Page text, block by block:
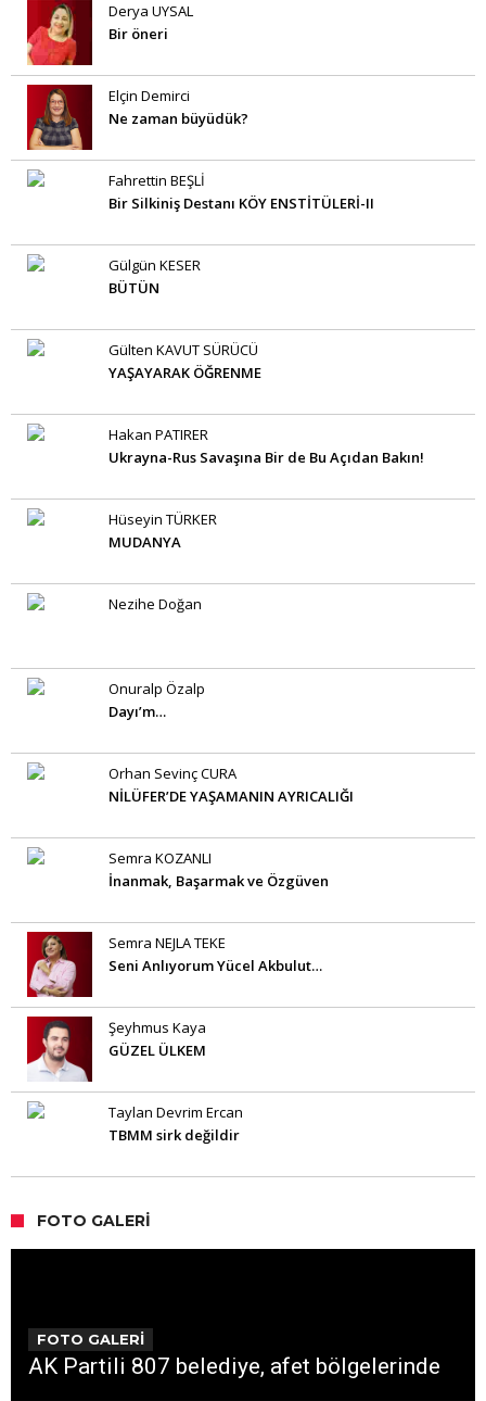
Derya UYSAL
Bir öneri
Elçin Demirci
Ne zaman büyüdük?
Fahrettin BEŞLİ
Bir Silkiniş Destanı KÖY ENSTİTÜLERİ-II
Gülgün KESER
BÜTÜN
Gülten KAVUT SÜRÜCÜ
YAŞAYARAK ÖĞRENME
Hakan PATIRER
Ukrayna-Rus Savaşına Bir de Bu Açıdan Bakın!
Hüseyin TÜRKER
MUDANYA
Nezihe Doğan
Onuralp Özalp
Dayı’m…
Orhan Sevinç CURA
NİLÜFER’DE YAŞAMANIN AYRICALIĞI
Semra KOZANLI
İnanmak, Başarmak ve Özgüven
Semra NEJLA TEKE
Seni Anlıyorum Yücel Akbulut…
Şeyhmus Kaya
GÜZEL ÜLKEM
Taylan Devrim Ercan
TBMM sirk değildir
FOTO GALERI
FOTO GALERİ
AK Partili 807 belediye, afet bölgelerinde